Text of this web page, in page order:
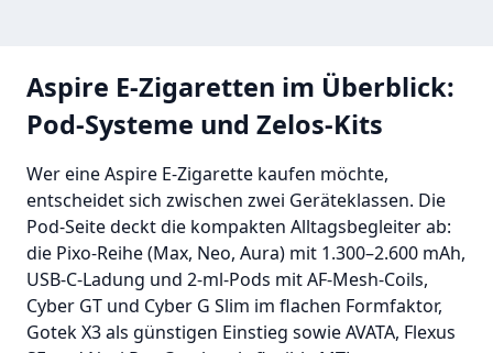
Aspire E-Zigaretten im Überblick:
Pod-Systeme und Zelos-Kits
Wer eine Aspire E-Zigarette kaufen möchte,
entscheidet sich zwischen zwei Geräteklassen. Die
Pod-Seite deckt die kompakten Alltagsbegleiter ab:
die Pixo-Reihe (Max, Neo, Aura) mit 1.300–2.600 mAh,
USB-C-Ladung und 2-ml-Pods mit AF-Mesh-Coils,
Cyber GT und Cyber G Slim im flachen Formfaktor,
Gotek X3 als günstigen Einstieg sowie AVATA, Flexus